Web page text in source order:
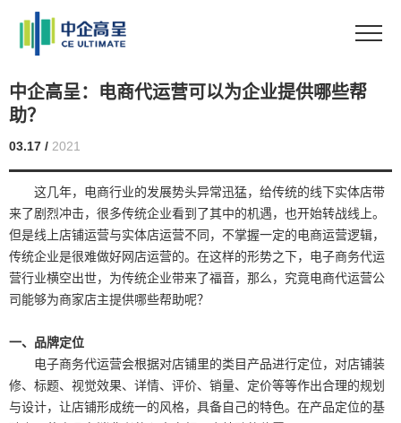
中企高呈：电商代运营可以为企业提供哪些帮
助？
03.17 / 2021
这几年，电商行业的发展势头异常迅猛，给传统的线下实体店带
来了剧烈冲击，很多传统企业看到了其中的机遇，也开始转战线上。
但是线上店铺运营与实体店运营不同，不掌握一定的电商运营逻辑，
传统企业是很难做好网店运营的。在这样的形势之下，电子商务代运
营行业横空出世，为传统企业带来了福音，那么，究竟电商代运营公
司能够为商家店主提供哪些帮助呢？
一、品牌定位
电子商务代运营会根据对店铺里的类目产品进行定位，对店铺装
修、标题、视觉效果、详情、评价、销量、定价等等作出合理的规划
与设计，让店铺形成统一的风格，具备自己的特色。在产品定位的基